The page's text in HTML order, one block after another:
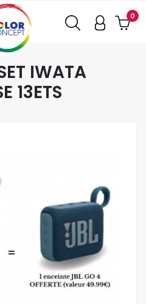
0
IWATA
13ETS